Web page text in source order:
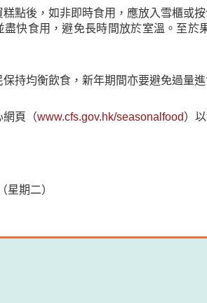
點後，如非即時食用，應放入雪櫃或
盡快食用，避免長時間放於室溫。至
持均衡飲食，新年期間亦要避免過量
網頁（www.cfs.gov.hk/seasonalfood）
星期二）